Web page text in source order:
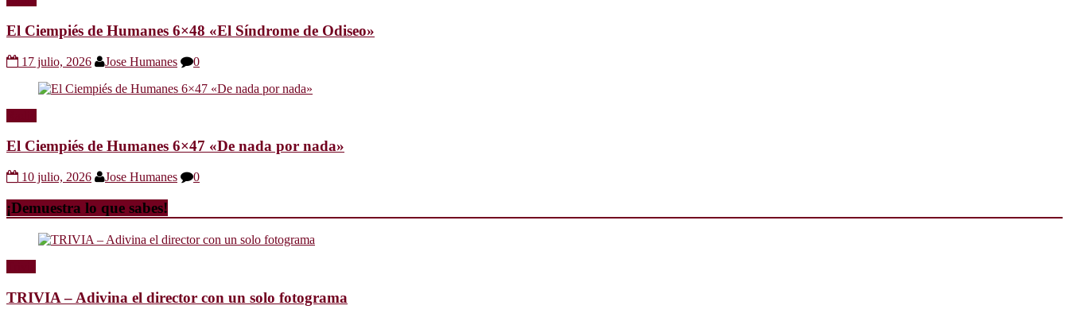
El Ciempiés de Humanes 6×48 «El Síndrome de Odiseo»
17 julio, 2026 Jose Humanes 0
El Ciempiés de Humanes 6×47 «De nada por nada»
10 julio, 2026 Jose Humanes 0
¡Demuestra lo que sabes!
TRIVIA – Adivina el director con un solo fotograma